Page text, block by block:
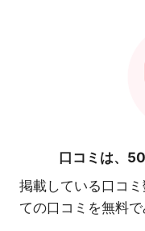
口コミは、
掲載している口コ
ての口コミを無料で